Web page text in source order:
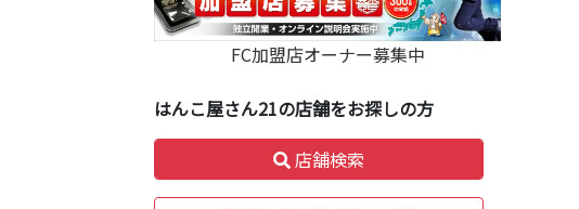
FC加盟店オーナー募集中
はんこ屋さん21の店舗をお探しの方
店舗検索